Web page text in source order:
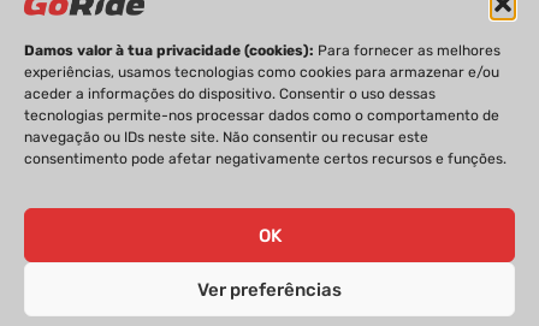
Damos valor à tua privacidade (cookies): Para fornecer as melhores
experiências, usamos tecnologias como cookies para armazenar e/ou
aceder a informações do dispositivo. Consentir o uso dessas
tecnologias permite-nos processar dados como o comportamento de
navegação ou IDs neste site. Não consentir ou recusar este
consentimento pode afetar negativamente certos recursos e funções.
OK
Ver preferências
PRIVACIDADE FICHA TÉCNICA
ESTATUTO EDITORIAL
GoRide 2026 | Todos os direitos reservados.